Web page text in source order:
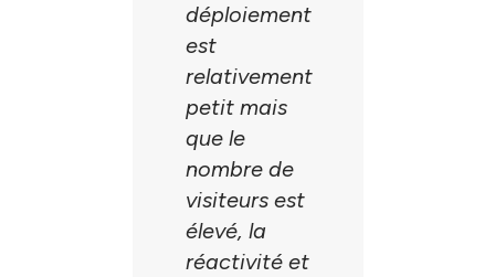
déploiement
est
relativement
petit mais
que le
nombre de
visiteurs est
élevé, la
réactivité et